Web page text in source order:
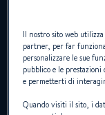
Il nostro sito web
partner, per far
personalizzare le sue
pubblico e le
e permetterti di
Quando visiti il sito, i